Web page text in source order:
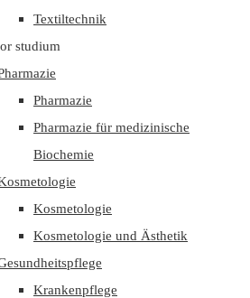
Textiltechnik
studium
Pharmazie
Pharmazie für medizinische
Biochemie
Kosmetologie
Kosmetologie und Ästhetik
Krankenpflege